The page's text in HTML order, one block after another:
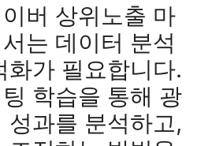
버 상위노출 마
는 데이터 분석
화가 필요합니다.
학습을 통해 광
성과를 분석하고,